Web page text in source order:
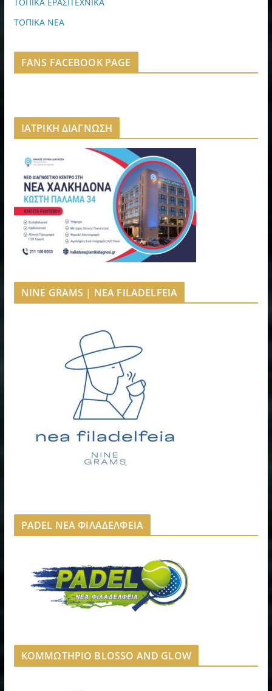
ΤΟΠΙΚΑ ΝΕΑ
FANS FACEBOOK PAGE
ΙΑΤΡΙΚΗ ΔΙΑΓΝΩΣΗ
NINE GRAMS | NEA FILADELFEIA
PADEL ΝΕΑ ΦΙΛΑΔΕΛΦΕΙΑ
ΚΟΜΜΩΤΗΡΙΟ BLOSSO AND GLOW